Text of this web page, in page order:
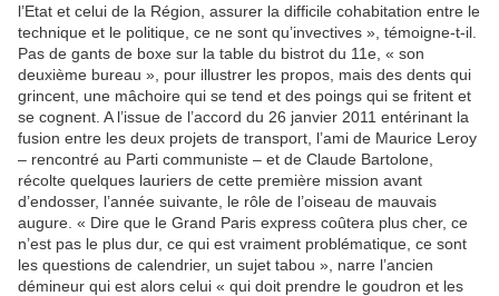
l’Etat et celui de la Région, assurer la difficile cohabitation entre le
technique et le politique, ce ne sont qu’invectives », témoigne-t-il.
Pas de gants de boxe sur la table du bistrot du 11e, « son
deuxième bureau », pour illustrer les propos, mais des dents qui
grincent, une mâchoire qui se tend et des poings qui se fritent et
se cognent. A l’issue de l’accord du 26 janvier 2011 entérinant la
fusion entre les deux projets de transport, l’ami de Maurice Leroy
– rencontré au Parti communiste – et de Claude Bartolone,
récolte quelques lauriers de cette première mission avant
d’endosser, l’année suivante, le rôle de l’oiseau de mauvais
augure. « Dire que le Grand Paris express coûtera plus cher, ce
n’est pas le plus dur, ce qui est vraiment problématique, ce sont
les questions de calendrier, un sujet tabou », narre l’ancien
démineur qui est alors celui « qui doit prendre le goudron et les